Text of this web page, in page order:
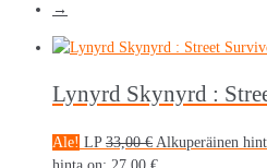
→
Lynyrd Skynyrd :
Ale! LP 33,00€ Alkuperäinen